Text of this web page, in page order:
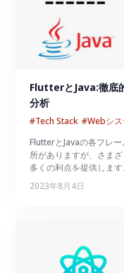
FlutterとJava:徹底
分析
#Tech Stack #Webシス
FlutterとJavaの各フレ
所がありますが、さま
多くの利点を提供します
2023年8月4日